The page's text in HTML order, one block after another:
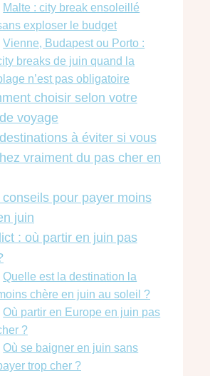
Malte : city break ensoleillé
exploser le budget
Vienne, Budapest ou Porto :
breaks de juin quand la
n’est pas obligatoire
choisir selon votre
voyage
à éviter si vous
vraiment du pas cher en
conseils pour payer moins
juin
: où partir en juin pas
Quelle est la destination la
chère en juin au soleil ?
Où partir en Europe en juin pas
?
Où se baigner en juin sans
trop cher ?